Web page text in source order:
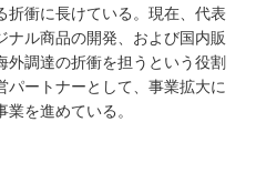
折衝に長けている。現在、代表
ル商品の開発、および国内販
調達の折衝を担うという役割
ートナーとして、事業拡大に
を進めている。